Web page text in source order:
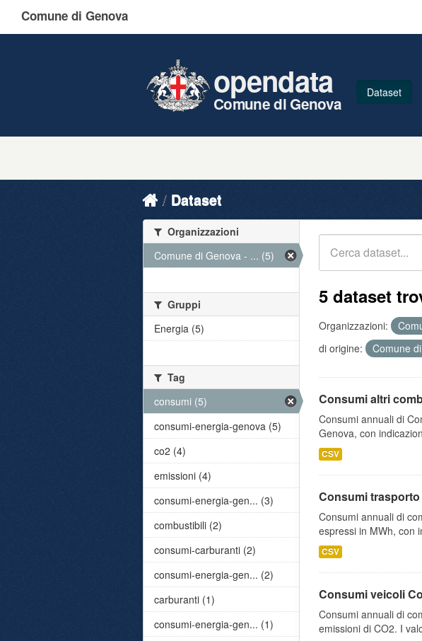
Comune di Genova
opendata
Comune di Genova
Dataset
Dataset
5 dataset
Organizzazioni:
di origine:
Comune
Consumi altri
Consumi annuali di
Genova, con
CSV
Consumi
Consumi annuali di
espressi in MWh, con
CSV
Consumi veicoli
Consumi annuali di
emissioni di CO2. I
Organizzazioni
Comune di Genova - ... (5)
Gruppi
Energia (5)
Tag
consumi (5)
consumi-energia-genova (5)
co2 (4)
emissioni (4)
consumi-energia-gen... (3)
combustibili (2)
consumi-carburanti (2)
consumi-energia-gen... (2)
carburanti (1)
consumi-energia-gen... (1)